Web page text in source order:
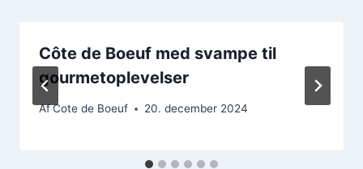
Côte de Boeuf med svampe til
gourmetoplevelser
AfCote de Boeuf 20. december 2024